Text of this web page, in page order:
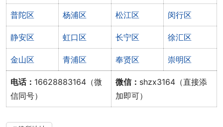
普陀区 杨浦区 松江区 闵行区
静安区 虹口区 长宁区 徐汇区
金山区 青浦区 奉贤区 崇明区
电话： 16628883164（微
信同号）
微信： shzx3164（直接添
加即可）